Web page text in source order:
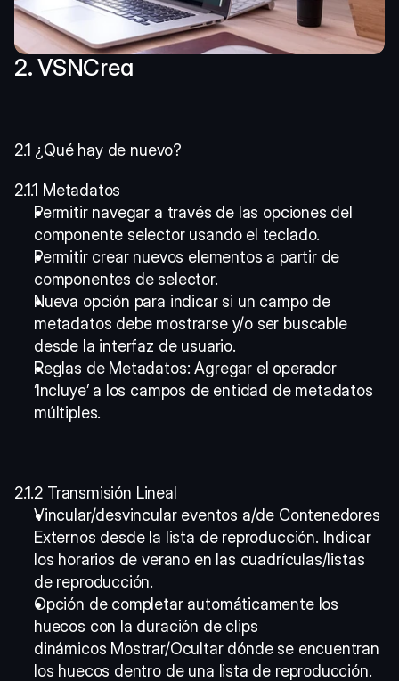
2. VSNCrea
2.1 ¿Qué hay de nuevo?
2.1.1 Metadatos
Permitir navegar a través de las opciones del
componente selector usando el teclado.
Permitir crear nuevos elementos a partir de
componentes de selector.
Nueva opción para indicar si un campo de
metadatos debe mostrarse y/o ser buscable
desde la interfaz de usuario.
Reglas de Metadatos: Agregar el operador
‘Incluye’ a los campos de entidad de metadatos
múltiples.
2.1.2 Transmisión Lineal
Vincular/desvincular eventos a/de Contenedores
Externos desde la lista de reproducción. Indicar
los horarios de verano en las cuadrículas/listas
de reproducción.
Opción de completar automáticamente los
huecos con la duración de clips
dinámicos Mostrar/Ocultar dónde se encuentran
los huecos dentro de una lista de reproducción.